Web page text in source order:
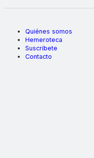
Quiénes somos
Hemeroteca
Suscríbete
Contacto